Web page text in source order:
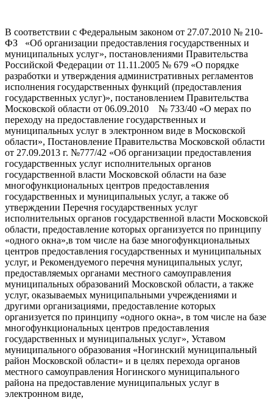
В соответствии с Федеральным законом от 27.07.2010 № 210-
ФЗ «Об организации предоставления государственных и
муниципальных услуг», постановлениями Правительства
Российской Федерации от 11.11.2005 № 679 «О порядке
разработки и утверждения административных регламентов
исполнения государственных функций (предоставления
государственных услуг)», постановлением Правительства
Московской области от 06.09.2010 № 733/40 «О мерах по
переходу на предоставление государственных и
муниципальных услуг в электронном виде в Московской
области», Постановление Правительства Московской области
от 27.09.2013 г. №777/42 «Об организации предоставления
государственных услуг исполнительных органов
государственной власти Московской области на базе
многофункциональных центров предоставления
государственных и муниципальных услуг, а также об
утверждении Перечня государственных услуг
исполнительных органов государственной власти Московской
области, предоставление которых организуется по принципу
«одного окна»,в том числе на базе многофункциональных
центров предоставления государственных и муниципальных
услуг, и Рекомендуемого перечня муниципальных услуг,
предоставляемых органами местного самоуправления
муниципальных образований Московской области, а также
услуг, оказываемых муниципальными учреждениями и
другими организациями, предоставление которых
организуется по принципу «одного окна», в том числе на базе
многофункциональных центров предоставления
государственных и муниципальных услуг», Уставом
муниципального образования «Ногинский муниципальный
район Московской области» и в целях перехода органов
местного самоуправления Ногинского муниципального
района на предоставление муниципальных услуг в
электронном виде,